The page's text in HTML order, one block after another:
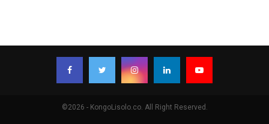
©2026 - KongoLisolo.co. All Right Reserved.